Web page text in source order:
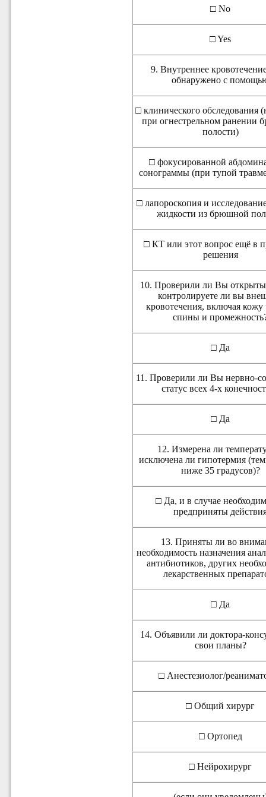
□ No
□ Yes
9. Внутреннее
обнаружено с
□ клинического обследования
при огнестрельном ранении
полости)
□ фокусированной
сонограммы (при тупой
□ лапороскопия и
жидкости из брюшной
□ КТ или этот вопрос ещё в
решения
10. Проверили ли Вы
контролируете ли вы
кровотечения, включая кожу
спины и
□ Да
11. Проверили ли Вы нервно-
статус всех 4-х
□ Да
12. Измерена ли
исключена ли гипотермия
ниже 35 градусов)?
□ Да, и в случае
предприняты
13. Приняты ли во
необходимость назначения
антибиотиков, других
лекарственных
□ Да
14. Объявили ли доктора-
свои планы?
□ Анестезиолог/
□ Общий хирург
□ Ортопед
□ Нейрохирург